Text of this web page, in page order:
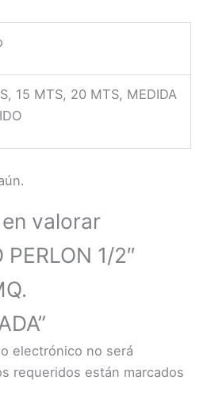
15 MTS, 20 MTS, MEDIDA
valorar
PERLON 1/2″
electrónico no será
requeridos están marcados